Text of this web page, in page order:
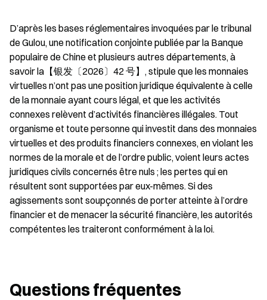
D’après les bases réglementaires invoquées par le tribunal
de Gulou, une notification conjointe publiée par la Banque
populaire de Chine et plusieurs autres départements, à
savoir la【银发〔2026〕42 号】, stipule que les monnaies
virtuelles n’ont pas une position juridique équivalente à celle
de la monnaie ayant cours légal, et que les activités
connexes relèvent d’activités financières illégales. Tout
organisme et toute personne qui investit dans des monnaies
virtuelles et des produits financiers connexes, en violant les
normes de la morale et de l’ordre public, voient leurs actes
juridiques civils concernés être nuls ; les pertes qui en
résultent sont supportées par eux-mêmes. Si des
agissements sont soupçonnés de porter atteinte à l’ordre
financier et de menacer la sécurité financière, les autorités
compétentes les traiteront conformément à la loi.
Questions fréquentes